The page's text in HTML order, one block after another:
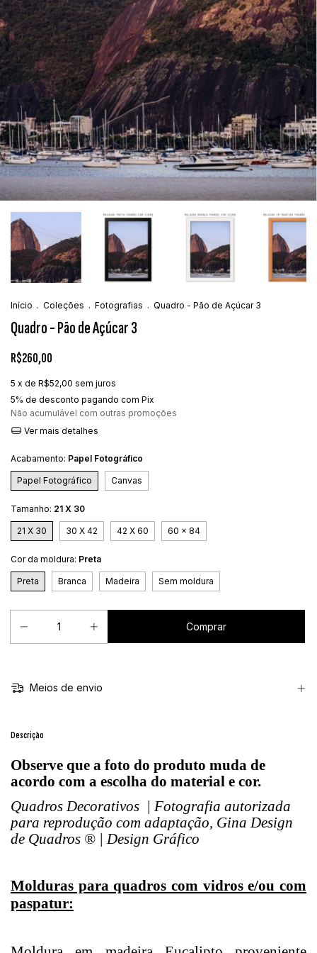
Início . Coleções . Fotografias . Quadro - Pão de Açúcar 3
Quadro - Pão de Açúcar 3
R$260,00
5 x de R$52,00 sem juros
5% de desconto pagando com Pix
Não acumulável com outras promoções
Ver mais detalhes
Acabamento: Papel Fotográfico
Papel Fotográfico Canvas
Tamanho: 21 X 30
21 X 30 30 X 42 42 X 60 60 x 84
Cor da moldura: Preta
Preta Branca Madeira Sem moldura
Meios de envio
Descrição
Observe que a foto do produto muda de
acordo com a escolha do material e cor.
Quadros Decorativos | Fotografia autorizada
para reprodução com adaptação, Gina Design
de Quadros ® | Design Gráfico
Molduras para quadros com vidros e/ou com
paspatur: